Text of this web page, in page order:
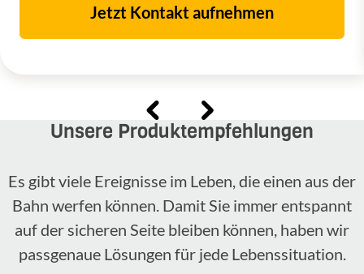
Jetzt Kontakt aufnehmen
Unsere Produktempfehlungen
Es gibt viele Ereignisse im Leben, die einen aus der
Bahn werfen können. Damit Sie immer entspannt
auf der sicheren Seite bleiben können, haben wir
passgenaue Lösungen für jede Lebenssituation.